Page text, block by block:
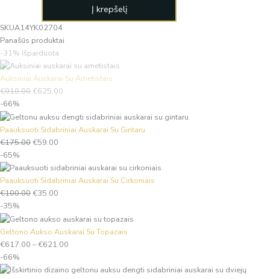
Į krepšelį
SKUA14YK02704
Panašūs produktai
-31% Išparduota
Auksiniai Auskarai Su Ametistais
€910.00 €625.00
-66%
Paauksuoti Sidabriniai Auskarai Su Gintaru
€175.00€59.00
-65%
Paauksuoti Sidabriniai Auskarai Su Cirkoniais
€100.00€35.00
-35%
Geltono Aukso Auskarai Su Topazais
€617.00 –€621.00
-66%